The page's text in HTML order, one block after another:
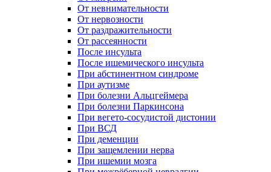
От невнимательности
От нервозности
От раздражительности
От рассеянности
После инсульта
После ишемического инсульта
При абстинентном синдроме
При аутизме
При болезни Альцгеймера
При болезни Паркинсона
При вегето-сосудистой дистонии
При ВСД
При деменции
При защемлении нерва
При ишемии мозга